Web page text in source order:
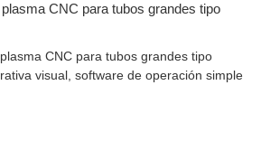
CNC para tubos grandes tipo
CNC para tubos grandes tipo
visual, software de operación simple